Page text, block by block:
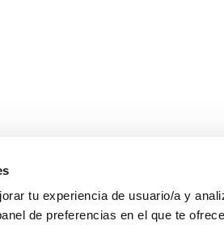
tu experiencia de usuario/a y
de preferencias en el que te